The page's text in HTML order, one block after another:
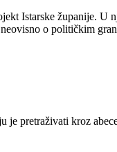
Istarske županije.
o političkim
je pretraživati kroz